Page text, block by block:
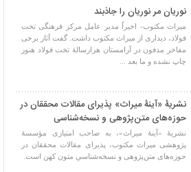
نوریان مر نوریان را جاذبند
میراث مکتوب- اخیراً مدیر عامل مرکز فرهنگی تخت
فولاد، دیداری از میراث مکتوب داشت. گفت آثار برخی
مفاخر مدفون در آرامستان هزارسالۀ تخت فولاد هنوز
چاپ نشده و ما بعد ...
نشریۀ «آینۀ میراث» پذیرای مقالات محققان در
حوزه‌های متن‌پژوهی و نسخه‌شناسی
نشریۀ «آینۀ میراث»، به صاحب امتیازی مؤسسۀ
پژوهشی میراث مکتوب، پذیرای مقالات محققان در
حوزه‌های متن‌پژوهی و نسخه‌شناسیِ متون کهن است.